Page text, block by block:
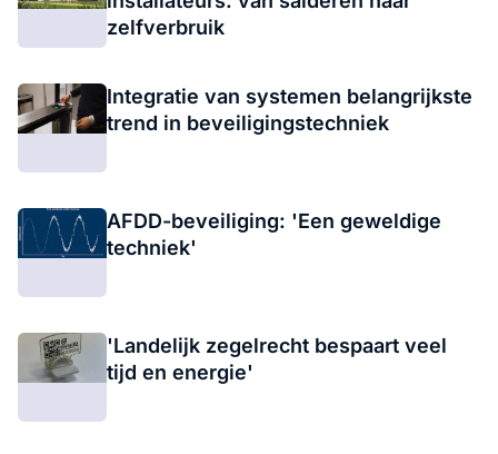
zelfverbruik
Integratie van systemen belangrijkste
trend in beveiligingstechniek
AFDD-beveiliging: 'Een geweldige
techniek'
'Landelijk zegelrecht bespaart veel
tijd en energie'